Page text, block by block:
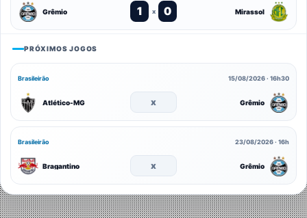
Grêmio 1 x 0 Mirassol
PRÓXIMOS JOGOS
Brasileirão 15/08/2026 · 16h30
Atlético-MG x Grêmio
Brasileirão 23/08/2026 · 16h
Bragantino x Grêmio